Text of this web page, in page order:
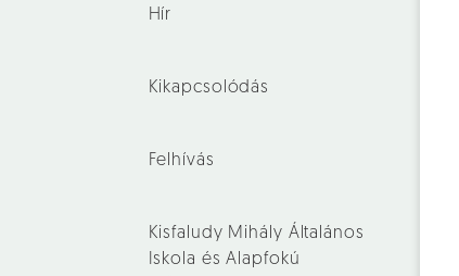
Hír
Kikapcsolódás
Felhívás
Kisfaludy Mihály Általános
Iskola és Alapfokú